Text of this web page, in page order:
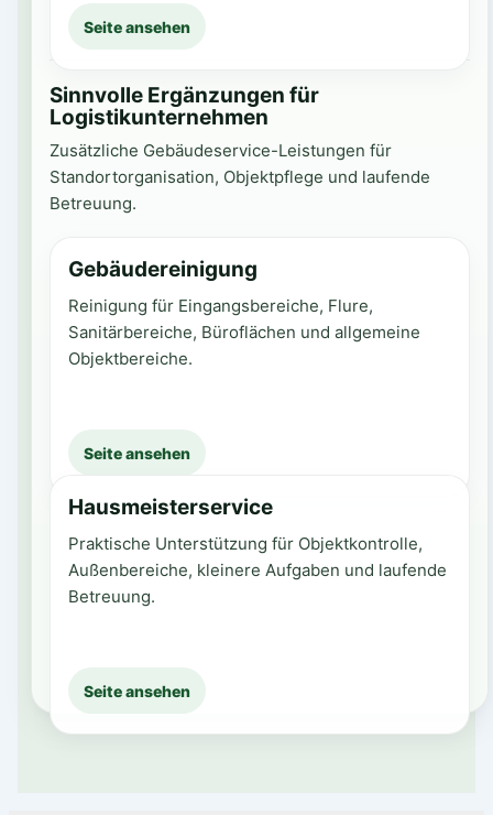
Seite ansehen
Sinnvolle Ergänzungen für
Logistikunternehmen
Zusätzliche Gebäudeservice-Leistungen für
Standortorganisation, Objektpflege und laufende
Betreuung.
Gebäudereinigung
Reinigung für Eingangsbereiche, Flure,
Sanitärbereiche, Büroflächen und allgemeine
Objektbereiche.
Seite ansehen
Hausmeisterservice
Praktische Unterstützung für Objektkontrolle,
Außenbereiche, kleinere Aufgaben und laufende
Betreuung.
Seite ansehen